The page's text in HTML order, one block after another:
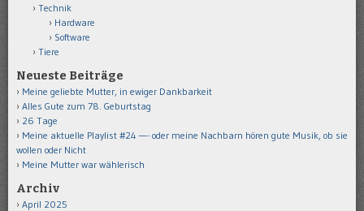
Technik
Hardware
Software
Tiere
Neueste Beiträge
Meine geliebte Mutter, in ewiger Dankbarkeit
Alles Gute zum 78. Geburtstag
26 Tage
Meine aktuelle Playlist #24 —- oder meine Nachbarn hören gute Musik, ob sie
wollen oder Nicht
Meine Mutter war wählerisch
Archiv
April 2025